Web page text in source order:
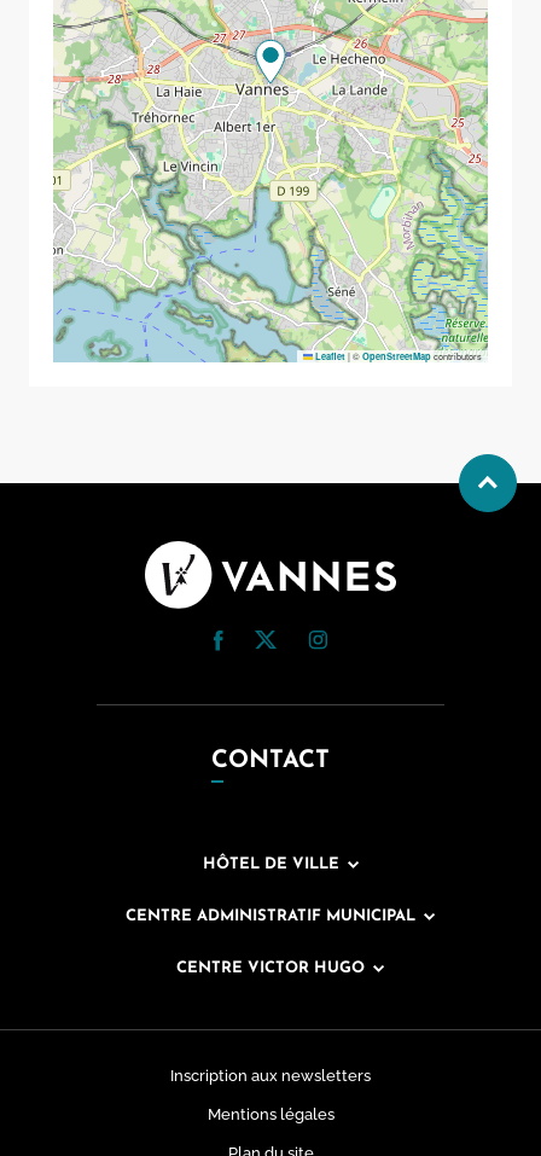
Leaflet |© OpenStreetMapcontributors
CONTACT
HÔTEL DE VILLE
CENTRE ADMINISTRATIF MUNICIPAL
CENTRE VICTOR HUGO
Inscription aux newsletters
Mentions légales